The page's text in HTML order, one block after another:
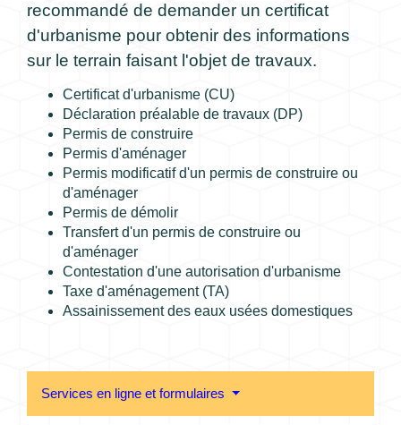
recommandé de demander un certificat
d'urbanisme pour obtenir des informations
sur le terrain faisant l'objet de travaux.
Certificat d'urbanisme (CU)
Déclaration préalable de travaux (DP)
Permis de construire
Permis d'aménager
Permis modificatif d'un permis de construire ou
d'aménager
Permis de démolir
Transfert d'un permis de construire ou
d'aménager
Contestation d'une autorisation d'urbanisme
Taxe d'aménagement (TA)
Assainissement des eaux usées domestiques
Services en ligne et formulaires